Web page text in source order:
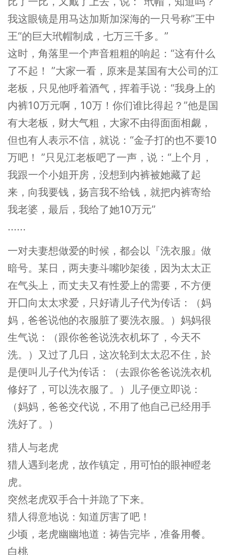
我这眼镜是用马达加斯加深海的一只号称”王中
王“的巨大玳帽制成，七万三千多。”
这时，角落里一个声音粗粗的响起：“这有什么
了不起！ ”大家一看，原来是某国有大公司的江
老板，只见他呼着酒气，挥着手说：“我身上的
内裤10万元啊，10万！你们谁比得起？”他是国
有大老板，财大气粗，大家不由得面面相觑，
但也有人表示不信，就说：“金子打的也不要10
万吧！ ”只见江老板吧了一声，说：“上个月，
我跟一个小姐开房，没想到内裤被她藏了起
来，向我要钱，扬言我不给钱，就把内裤寄给
我老婆，最后，我给了她10万元”
......
一对夫妻想做爱的时候，都会以『洗衣服』做
暗号。某日，两夫妻斗嘴吵架後，因为太太正
在气头上，而丈夫又有性爱上的需要，不方便
开囗向太太求爱，只好请儿子代为传话：（妈
妈，爸爸说他的衣服脏了要洗衣服。）妈妈很
生气说：（跟你爸爸说洗衣机坏了，今天不
洗。）又过了几日，这次轮到太太忍不住，於
是便叫儿子代为传话：（去跟你爸爸说洗衣机
修好了，可以洗衣服了。）儿子便立即说：
（妈妈，爸爸交代说，不用了他自己已经用手
洗好了。）
猎人与老虎
猎人遇到老虎，故作镇定，用可怕的眼神瞪老
虎。
突然老虎双手合十并跪了下来。
猎人得意地说：知道厉害了吧！
少顷，老虎幽幽地道：祷告完毕，准备用餐。
白桃